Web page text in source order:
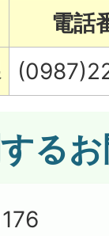
電話
る